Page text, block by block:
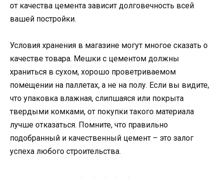
от качества цемента зависит долговечность всей
вашей постройки.
Условия хранения в магазине могут многое сказать о
качестве товара. Мешки с цементом должны
храниться в сухом, хорошо проветриваемом
помещении на паллетах, а не на полу. Если вы видите,
что упаковка влажная, слипшаяся или покрыта
твердыми комками, от покупки такого материала
лучше отказаться. Помните, что правильно
подобранный и качественный цемент – это залог
успеха любого строительства.